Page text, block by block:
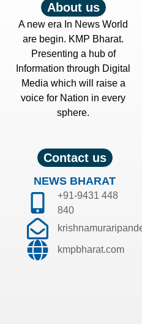
About us
A new era In News World
are begin. KMP Bharat.
Presenting a hub of
Information through Digital
Media which will raise a
voice for Nation in every
sphere.
Contact us
NEWS BHARAT
+91-9431 448
840
kmpbharat.com